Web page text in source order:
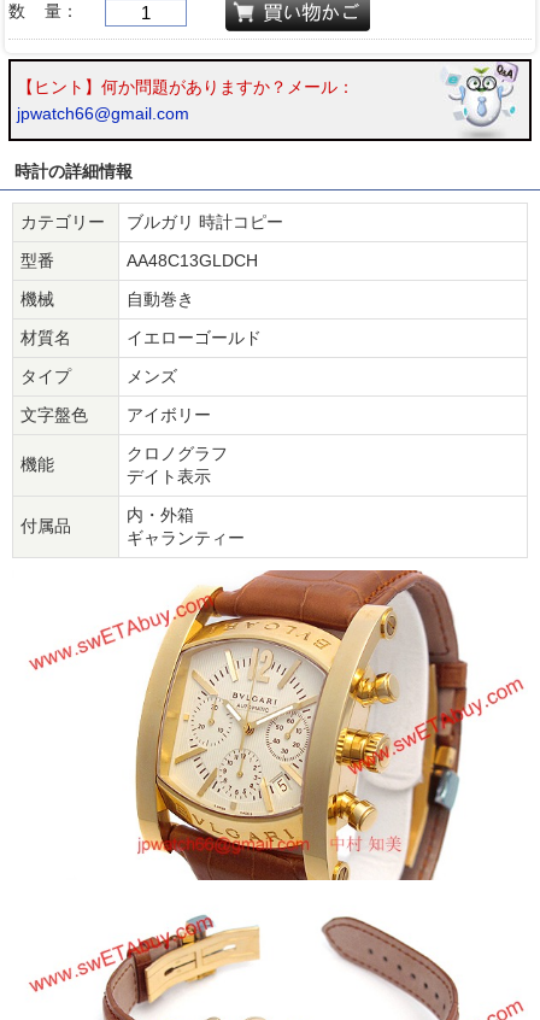
数 量：
【ヒント】何か問題がありますか？メール：
jpwatch66@gmail.com
時計の詳細情報
カテゴリー
ブルガリ 時計コピー
型番
AA48C13GLDCH
機械
自動巻き
材質名
イエローゴールド
タイプ
メンズ
文字盤色
アイボリー
機能
クロノグラフ
デイト表示
付属品
内・外箱
ギャランティー